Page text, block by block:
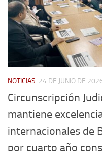
NOTICIAS 24 DE JUNIO DE
Circunscripción
mantiene
internacionales de
por cuarto año